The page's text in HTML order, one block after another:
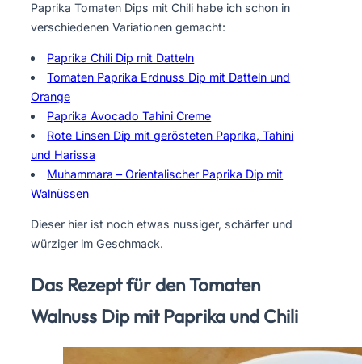
Paprika Tomaten Dips mit Chili habe ich schon in
verschiedenen Variationen gemacht:
Paprika Chili Dip mit Datteln
Tomaten Paprika Erdnuss Dip mit Datteln und
Orange
Paprika Avocado Tahini Creme
Rote Linsen Dip mit gerösteten Paprika, Tahini
und Harissa
Muhammara – Orientalischer Paprika Dip mit
Walnüssen
Dieser hier ist noch etwas nussiger, schärfer und
würziger im Geschmack.
Das Rezept für den Tomaten
Walnuss Dip mit Paprika und Chili